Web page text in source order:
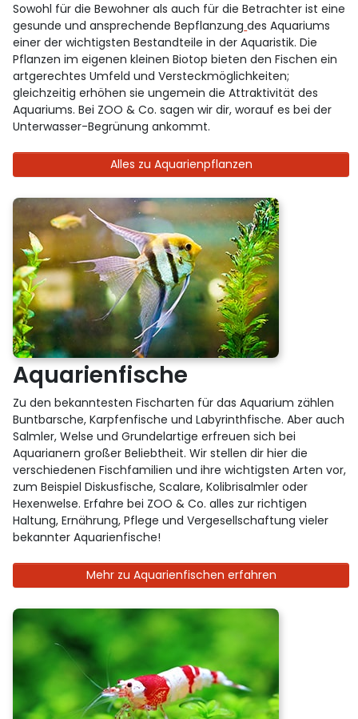
Sowohl für die Bewohner als auch für die Betrachter ist eine
gesunde und ansprechende Bepflanzung des Aquariums
einer der wichtigsten Bestandteile in der Aquaristik. Die
Pflanzen im eigenen kleinen Biotop bieten den Fischen ein
artgerechtes Umfeld und Versteckmöglichkeiten;
gleichzeitig erhöhen sie ungemein die Attraktivität des
Aquariums. Bei ZOO & Co. sagen wir dir, worauf es bei der
Unterwasser-Begrünung ankommt.
Alles zu Aquarienpflanzen
Aquarienfische
Zu den bekanntesten Fischarten für das Aquarium zählen
Buntbarsche, Karpfenfische und Labyrinthfische. Aber auch
Salmler, Welse und Grundelartige erfreuen sich bei
Aquarianern großer Beliebtheit. Wir stellen dir hier die
verschiedenen Fischfamilien und ihre wichtigsten Arten vor,
zum Beispiel Diskusfische, Scalare, Kolibrisalmler oder
Hexenwelse. Erfahre bei ZOO & Co. alles zur richtigen
Haltung, Ernährung, Pflege und Vergesellschaftung vieler
bekannter Aquarienfische!
Mehr zu Aquarienfischen erfahren